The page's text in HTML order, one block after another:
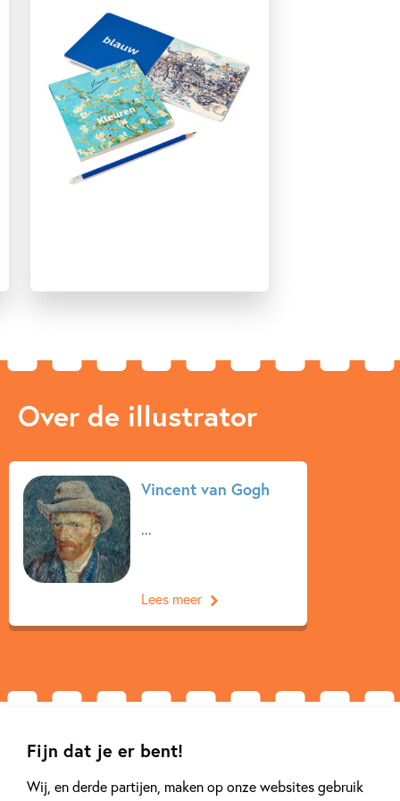
Fijn dat je er bent!
Wij, en derde partijen, maken op onze websites gebruik
Over de illustrator
Vincent van Gogh
...
Lees meer
Andere boeken uit de serie 'Vincent'